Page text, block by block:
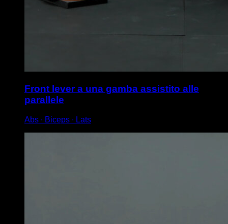
Front lever a una gamba assistito alle
parallele
Abs ∙ Biceps ∙ Lats